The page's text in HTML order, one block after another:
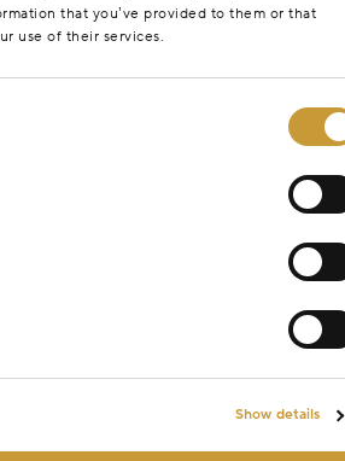
that you’ve provided to them or that
use of their services.
Show details